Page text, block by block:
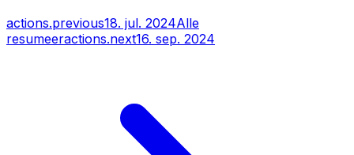
actions.previous18. jul. 2024Alle
resumeeractions.next16. sep. 2024